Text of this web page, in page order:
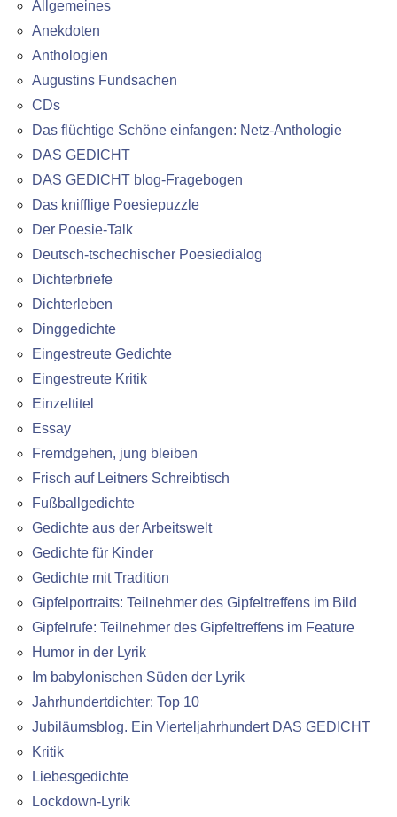
Allgemeines
Anekdoten
Anthologien
Augustins Fundsachen
CDs
Das flüchtige Schöne einfangen: Netz-Anthologie
DAS GEDICHT
DAS GEDICHT blog-Fragebogen
Das knifflige Poesiepuzzle
Der Poesie-Talk
Deutsch-tschechischer Poesiedialog
Dichterbriefe
Dichterleben
Dinggedichte
Eingestreute Gedichte
Eingestreute Kritik
Einzeltitel
Essay
Fremdgehen, jung bleiben
Frisch auf Leitners Schreibtisch
Fußballgedichte
Gedichte aus der Arbeitswelt
Gedichte für Kinder
Gedichte mit Tradition
Gipfelportraits: Teilnehmer des Gipfeltreffens im Bild
Gipfelrufe: Teilnehmer des Gipfeltreffens im Feature
Humor in der Lyrik
Im babylonischen Süden der Lyrik
Jahrhundertdichter: Top 10
Jubiläumsblog. Ein Vierteljahrhundert DAS GEDICHT
Kritik
Liebesgedichte
Lockdown-Lyrik